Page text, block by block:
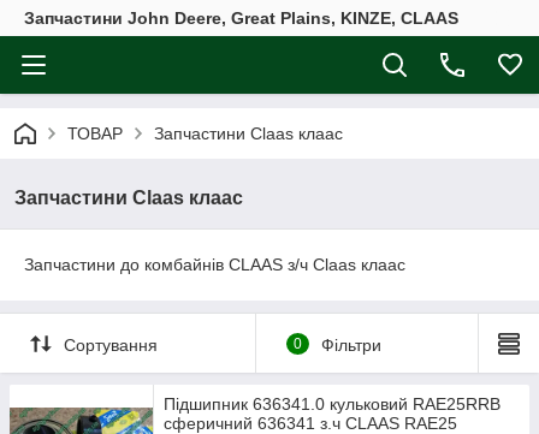
Запчастини John Deere, Great Plains, KINZE, CLAAS
ТОВАР Запчастини Claas клаас
Запчастини Claas клаас
Запчастини до комбайнів CLAAS з/ч Claas клаас
Сортування 0 Фільтри
Підшипник 636341.0 кульковий RAE25RRB
сферичний 636341 з.ч CLAAS RAE25